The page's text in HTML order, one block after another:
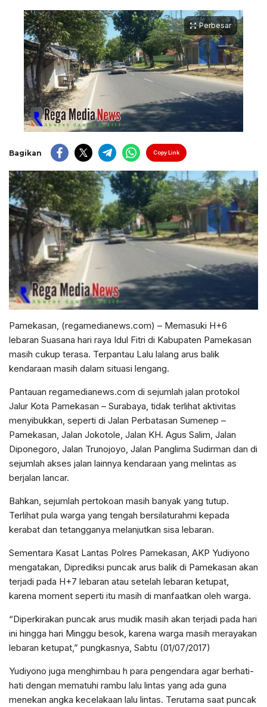
Perbesar
Bagikan Copy Link
Pamekasan, (regamedianews.com) – Memasuki H+6
lebaran Suasana hari raya Idul Fitri di Kabupaten Pamekasan
masih cukup terasa. Terpantau Lalu lalang arus balik
kendaraan masih dalam situasi lengang.
Pantauan regamedianews.com di sejumlah jalan protokol
Jalur Kota Pamekasan – Surabaya, tidak terlihat aktivitas
menyibukkan, seperti di Jalan Perbatasan Sumenep –
Pamekasan, Jalan Jokotole, Jalan KH. Agus Salim, Jalan
Diponegoro, Jalan Trunojoyo, Jalan Panglima Sudirman dan di
sejumlah akses jalan lainnya kendaraan yang melintas as
berjalan lancar.
Bahkan, sejumlah pertokoan masih banyak yang tutup.
Terlihat pula warga yang tengah bersilaturahmi kepada
kerabat dan tetangganya melanjutkan sisa lebaran.
Sementara Kasat Lantas Polres Pamekasan, AKP Yudiyono
mengatakan, Diprediksi puncak arus balik di Pamekasan akan
terjadi pada H+7 lebaran atau setelah lebaran ketupat,
karena moment seperti itu masih di manfaatkan oleh warga.
“Diperkirakan puncak arus mudik masih akan terjadi pada hari
ini hingga hari Minggu besok, karena warga masih merayakan
lebaran ketupat,” pungkasnya, Sabtu (01/07/2017)
Yudiyono juga menghimbau h para pengendara agar berhati-
hati dengan mematuhi rambu lalu lintas yang ada guna
menekan angka kecelakaan lalu lintas. Terutama saat puncak